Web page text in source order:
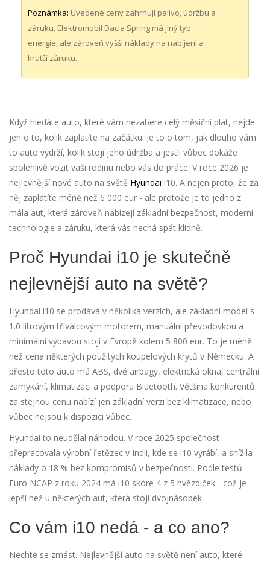
Poznámka: Uvedené ceny zahrnují palivo, údržbu a
záruku. Elektromobil Dacia Spring má jiný typ
energie, ale zároveň vyšší náklady na nabíjení a
kratší záruku.
Když hledáte auto, které vám nezabere celý měsíční plat, nejde
jen o to, kolik zaplatíte na začátku. Je to o tom, jak dlouho vám
to auto vydrží, kolik stojí jeho údržba a jestli vůbec dokáže
spolehlivě vozit vaši rodinu nebo vás do práce. V roce 2026 je
nejlevnější nové auto na světě Hyundai i10. A nejen proto, že za
něj zaplatíte méně než 6 000 eur - ale protože je to jedno z
mála aut, která zároveň nabízejí základní bezpečnost, moderní
technologie a záruku, která vás nechá spát klidně.
Proč Hyundai i10 je skutečně
nejlevnější auto na světě?
Hyundai i10 se prodává v několika verzích, ale základní model s
1.0 litrovým tříválcovým motorem, manuální převodovkou a
minimální výbavou stojí v Evropě kolem 5 800 eur. To je méně
než cena některých použitých koupelových krytů v Německu. A
přesto toto auto má ABS, dvě airbagy, elektrická okna, centrální
zamykání, klimatizaci a podporu Bluetooth. Většina konkurentů
za stejnou cenu nabízí jen základní verzi bez klimatizace, nebo
vůbec nejsou k dispozici vůbec.
Hyundai to neudělal náhodou. V roce 2025 společnost
přepracovala výrobní řetězec v Indii, kde se i10 vyrábí, a snížila
náklady o 18 % bez kompromisů v bezpečnosti. Podle testů
Euro NCAP z roku 2024 má i10 skóre 4 z 5 hvězdiček - což je
lepší než u některých aut, která stojí dvojnásobek.
Co vám i10 nedá - a co ano?
Nechte se zmást. Nejlevnější auto na světě není auto, které